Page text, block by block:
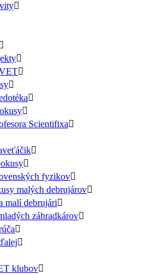
Scientifixa
fyzikov
malých debrujárov
malí debrujári
záhradkárov
klubov